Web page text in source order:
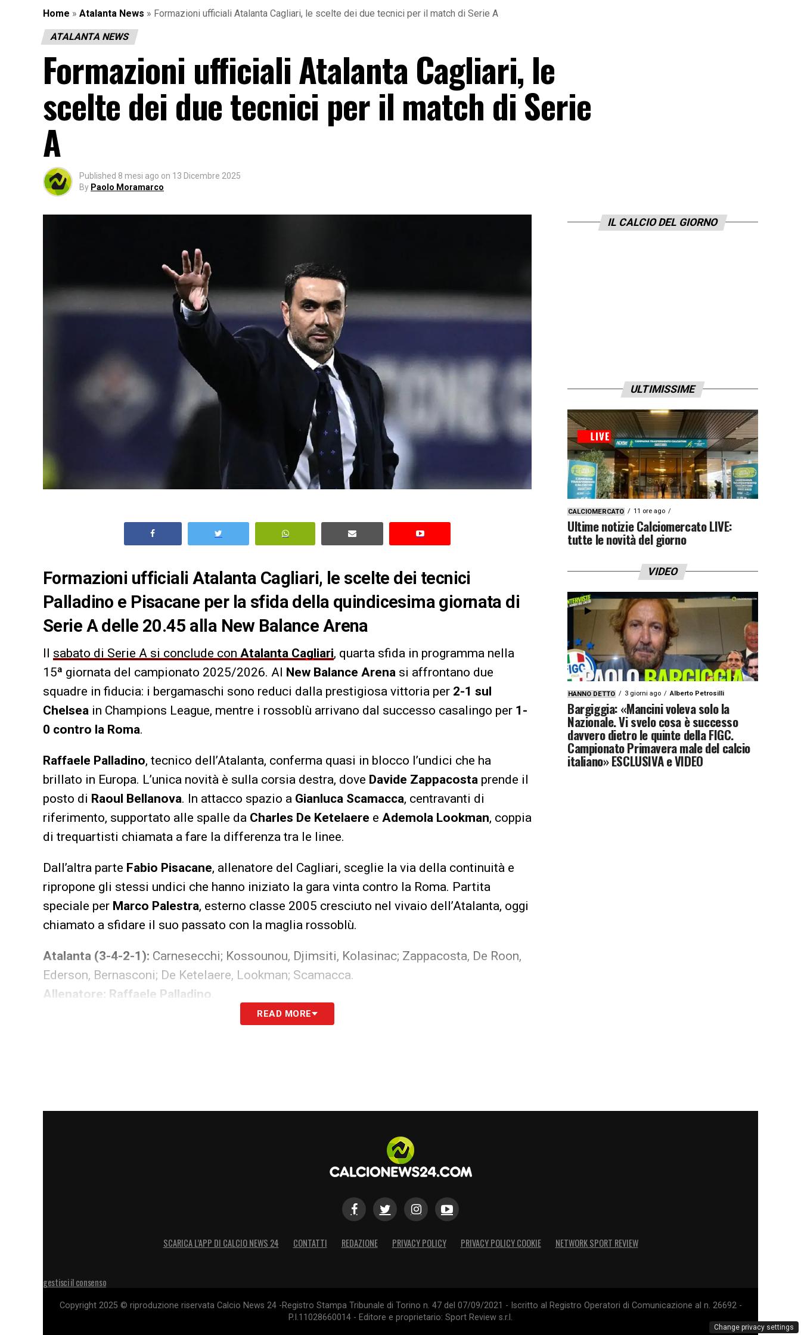
Home » Atalanta News » Formazioni ufficiali Atalanta Cagliari, le scelte dei due tecnici per il match di Serie A
ATALANTA NEWS
Formazioni ufficiali Atalanta Cagliari, le
scelte dei due tecnici per il match di Serie
A
Published 8 mesi ago on 13 Dicembre 2025
By Paolo Moramarco
Formazioni ufficiali Atalanta Cagliari, le scelte dei tecnici
Palladino e Pisacane per la sfida della quindicesima giornata di
Serie A delle 20.45 alla New Balance Arena
Il sabato di Serie A si conclude con Atalanta Cagliari, quarta sfida in programma nella
15ª giornata del campionato 2025/2026. Al New Balance Arena si affrontano due
squadre in fiducia: i bergamaschi sono reduci dalla prestigiosa vittoria per 2-1 sul
Chelsea in Champions League, mentre i rossoblù arrivano dal successo casalingo per 1-
0 contro la Roma.
Raffaele Palladino, tecnico dell’Atalanta, conferma quasi in blocco l’undici che ha
brillato in Europa. L’unica novità è sulla corsia destra, dove Davide Zappacosta prende il
posto di Raoul Bellanova. In attacco spazio a Gianluca Scamacca, centravanti di
riferimento, supportato alle spalle da Charles De Ketelaere e Ademola Lookman, coppia
di trequartisti chiamata a fare la differenza tra le linee.
Dall’altra parte Fabio Pisacane, allenatore del Cagliari, sceglie la via della continuità e
ripropone gli stessi undici che hanno iniziato la gara vinta contro la Roma. Partita
speciale per Marco Palestra, esterno classe 2005 cresciuto nel vivaio dell’Atalanta, oggi
chiamato a sfidare il suo passato con la maglia rossoblù.
Atalanta (3-4-2-1): Carnesecchi; Kossounou, Djimsiti, Kolasinac; Zappacosta, De Roon,
Ederson, Bernasconi; De Ketelaere, Lookman; Scamacca.
Allenatore: Raffaele Palladino
Caprile; Zappa, Luperto, Rodriguez; Palestra, Adopo, Deiola, Folorunsho,
READ MORE
IL CALCIO DEL GIORNO
ULTIMISSIME
CALCIOMERCATO 11 ore ago
Ultime notizie Calciomercato LIVE:
tutte le novità del giorno
VIDEO
HANNO DETTO 3 giorni ago Alberto Petrosilli
Bargiggia: «Mancini voleva solo la
Nazionale. Vi svelo cosa è successo
davvero dietro le quinte della FIGC.
Campionato Primavera male del calcio
italiano» ESCLUSIVA e VIDEO
SCARICA L’APP DI CALCIO NEWS 24 CONTATTI REDAZIONE PRIVACY POLICY PRIVACY POLICY COOKIE NETWORK SPORT REVIEW
gestisci il consenso
Copyright 2025 © riproduzione riservata Calcio News 24 -Registro Stampa Tribunale di Torino n. 47 del 07/09/2021 - Iscritto al Registro Operatori di Comunicazione al n. 26692 -
P.I.11028660014 - Editore e proprietario: Sport Review s.r.l.
Change privacy settings